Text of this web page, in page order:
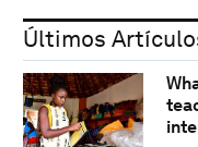
Últimos